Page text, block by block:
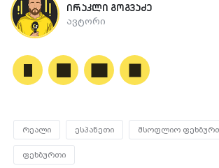
ირაკლი გოგვაძე
ავტორი
რეალი ესპანეთი მსოფლიო
ფეხბურთი